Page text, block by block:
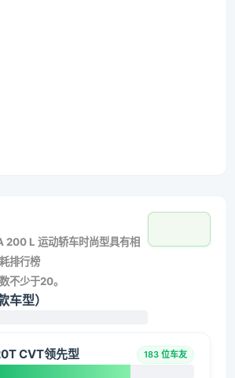
200 L 运动轿车时尚型具有相
排行榜
不少于20。
型）
CVT领先型 183 位车友